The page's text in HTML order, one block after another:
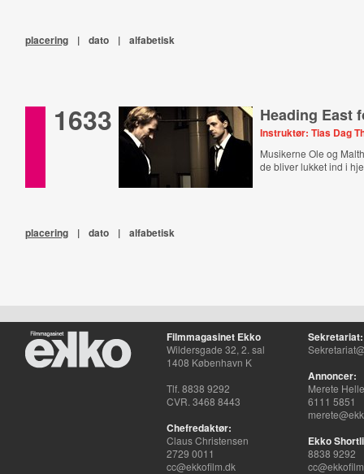
placering | dato | alfabetisk
1633 Heading East
Instruktør: Tias Dag
Musikerne Ole og
de bliver lukket ind i
placering | dato | alfabetisk
Filmmagasinet Ekko
Wildersgade 32, 2. sal
1408 København K
Tlf. 8838 9292
CVR. 3468 8443
Chefredaktør:
Claus Christensen
2729 0011
cc@ekkofilm.dk
Sekretariat:
Annoncer:
Merete
6111 5851
Ekko
8838 9292